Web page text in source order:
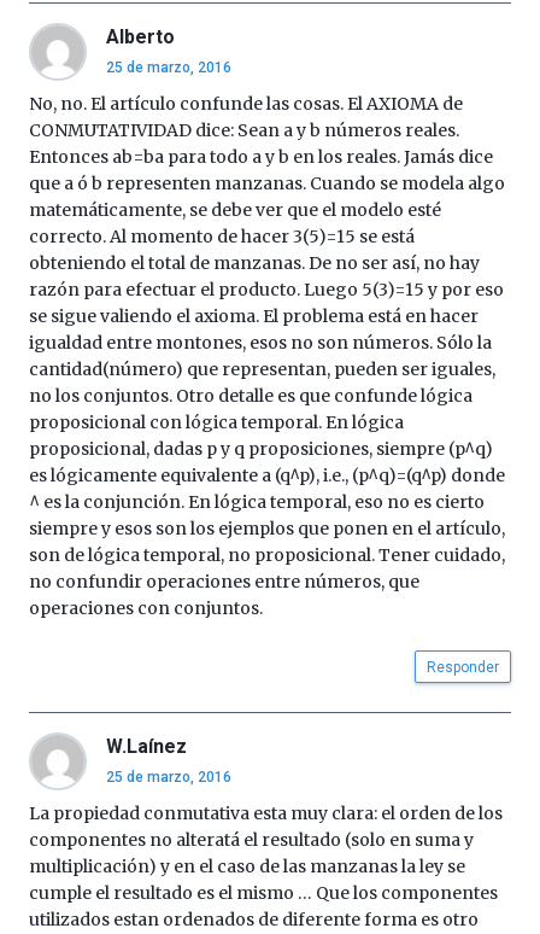
Alberto
25 de marzo, 2016
No, no. El artículo confunde las cosas. El AXIOMA de
CONMUTATIVIDAD dice: Sean a y b números reales.
Entonces ab=ba para todo a y b en los reales. Jamás dice
que a ó b representen manzanas. Cuando se modela algo
matemáticamente, se debe ver que el modelo esté
correcto. Al momento de hacer 3(5)=15 se está
obteniendo el total de manzanas. De no ser así, no hay
razón para efectuar el producto. Luego 5(3)=15 y por eso
se sigue valiendo el axioma. El problema está en hacer
igualdad entre montones, esos no son números. Sólo la
cantidad(número) que representan, pueden ser iguales,
no los conjuntos. Otro detalle es que confunde lógica
proposicional con lógica temporal. En lógica
proposicional, dadas p y q proposiciones, siempre (p^q)
es lógicamente equivalente a (q^p), i.e., (p^q)=(q^p) donde
^ es la conjunción. En lógica temporal, eso no es cierto
siempre y esos son los ejemplos que ponen en el artículo,
son de lógica temporal, no proposicional. Tener cuidado,
no confundir operaciones entre números, que
operaciones con conjuntos.
Responder
W.Laínez
25 de marzo, 2016
La propiedad conmutativa esta muy clara: el orden de los
componentes no alteratá el resultado (solo en suma y
multiplicación) y en el caso de las manzanas la ley se
cumple el resultado es el mismo … Que los componentes
utilizados estan ordenados de diferente forma es otro